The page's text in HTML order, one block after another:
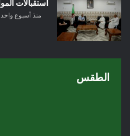
استقبالات
منذ أسبوع واحد
الطقس